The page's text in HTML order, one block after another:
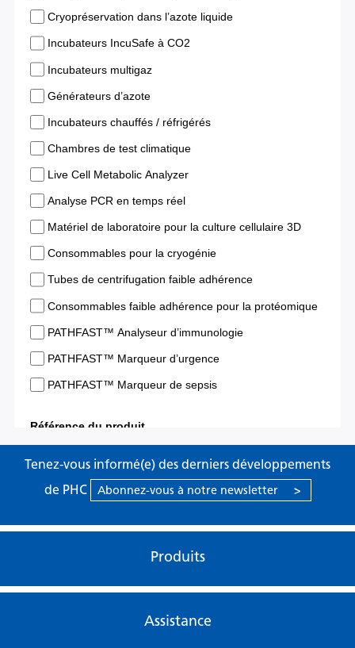
Tenez-vous informé(e) des derniers développements
de PHC
Abonnez-vous à notre newsletter >
Produits
Assistance